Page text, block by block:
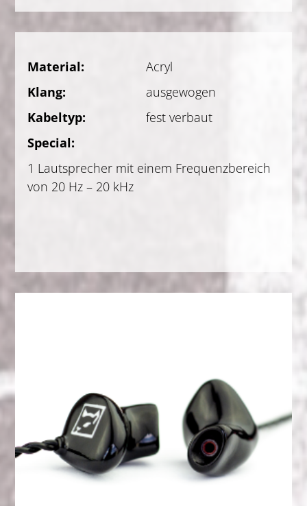
Material:
Acryl
Klang:
ausgewogen
Kabeltyp:
fest verbaut
Special:
1 Lautsprecher mit einem Frequenzbereich
von 20 Hz – 20 kHz